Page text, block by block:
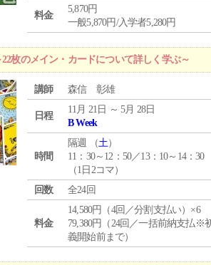
料金
5,870円
一般5,870円/入学者5,280円
枚のメイン・カードについて詳しく学ぶ～
講師 森信 彰雄
日程
11月 21日 ～ 5月 28日
B Week
時間
隔週 （土）
11：30～12：50／13：10～14：30
（1日2コマ）
回数
全24回
料金
14,580円（4回／分割支払い）×6
79,380円（24回／一括前納支払※
義開始前まで）